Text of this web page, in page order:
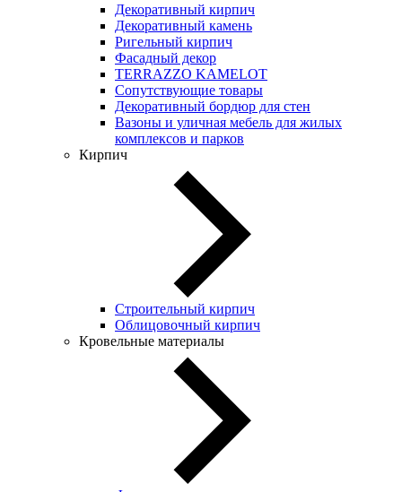
Декоративный кирпич
Декоративный камень
Ригельный кирпич
Фасадный декор
TERRAZZO KAMELOT
Сопутствующие товары
Декоративный бордюр для стен
Вазоны и уличная мебель для жилых
комплексов и парков
Кирпич
Строительный кирпич
Облицовочный кирпич
Кровельные материалы